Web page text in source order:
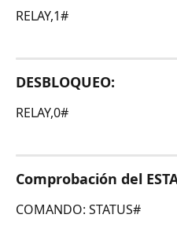
RELAY,1#
DESBLOQUEO:
RELAY,0#
​Comprobación del
​COMANDO: STATUS#